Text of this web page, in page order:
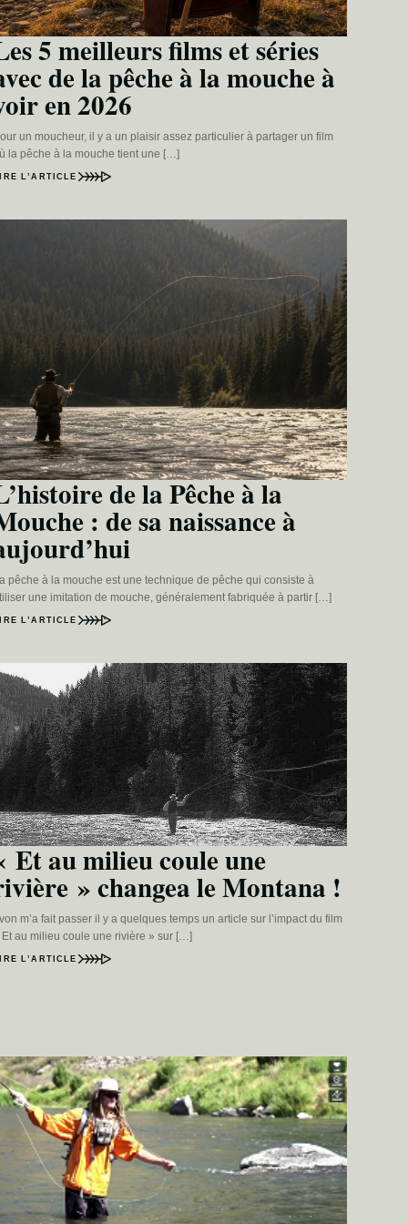
5 meilleurs films et séries
de la pêche à la mouche à
en 2026
un moucheur, il y a un plaisir assez particulier à partager un film
la pêche à la mouche tient une […]
L’ARTICLE
de la Pêche à la
: de sa naissance à
pêche à la mouche est une technique de pêche qui consiste à
une imitation de mouche, généralement fabriquée à partir […]
L’ARTICLE
Et au milieu coule une
» changea le Montana !
m’a fait passer il y a quelques temps un article sur l’impact du film
Et au milieu coule une rivière » sur […]
L’ARTICLE